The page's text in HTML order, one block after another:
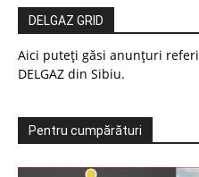
DELGAZ GRID
Aici puteți găsi anunțuri
DELGAZ din Sibiu.
Pentru cumpărături